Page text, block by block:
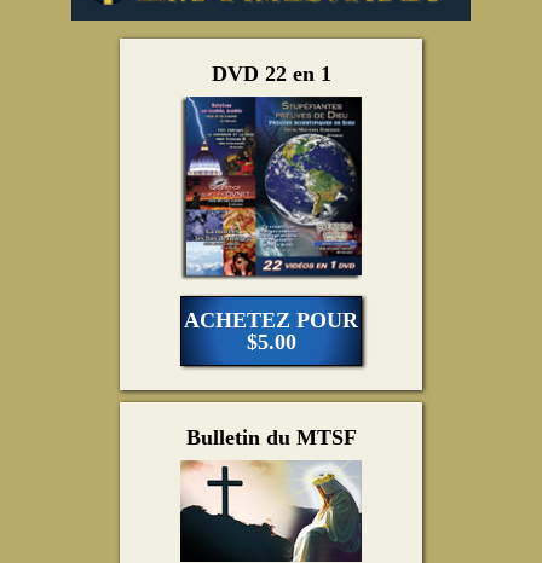
DVD 22 en 1
ACHETEZ POUR
$5.00
Bulletin du MTSF